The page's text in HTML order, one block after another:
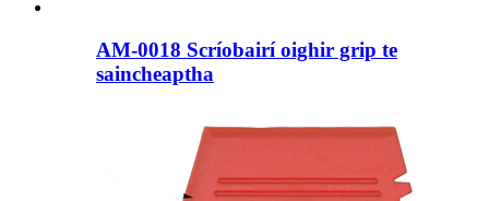
AM-0018 Scríobairí oighir grip te
saincheaptha